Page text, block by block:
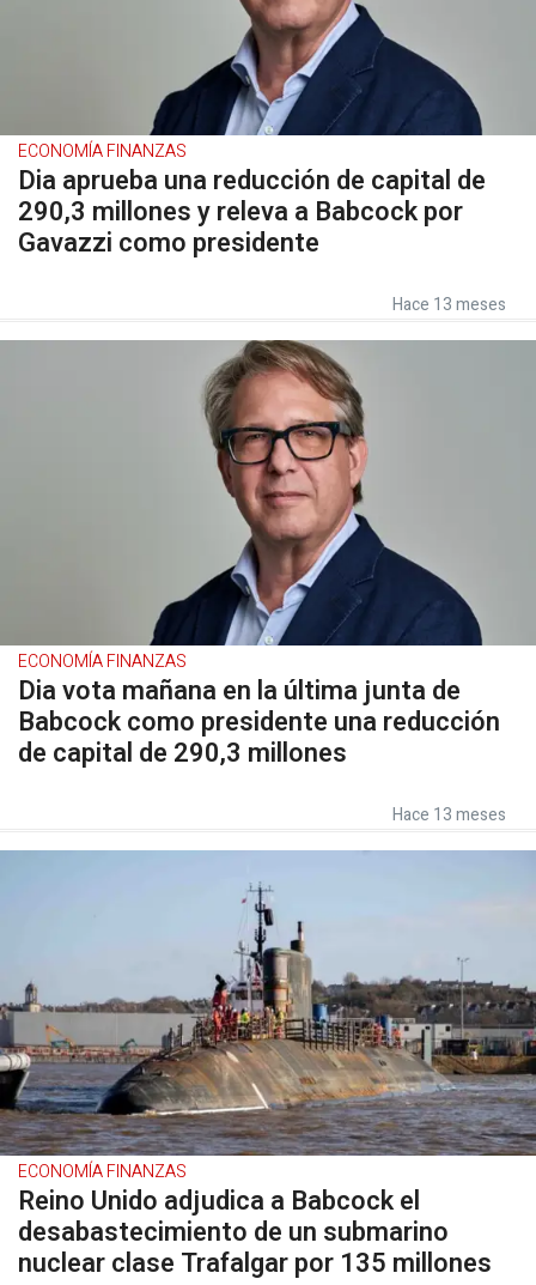
ECONOMÍA FINANZAS
Dia aprueba una reducción de capital de
290,3 millones y releva a Babcock por
Gavazzi como presidente
Hace 13 meses
ECONOMÍA FINANZAS
Dia vota mañana en la última junta de
Babcock como presidente una reducción
de capital de 290,3 millones
Hace 13 meses
ECONOMÍA FINANZAS
Reino Unido adjudica a Babcock el
desabastecimiento de un submarino
nuclear clase Trafalgar por 135 millones